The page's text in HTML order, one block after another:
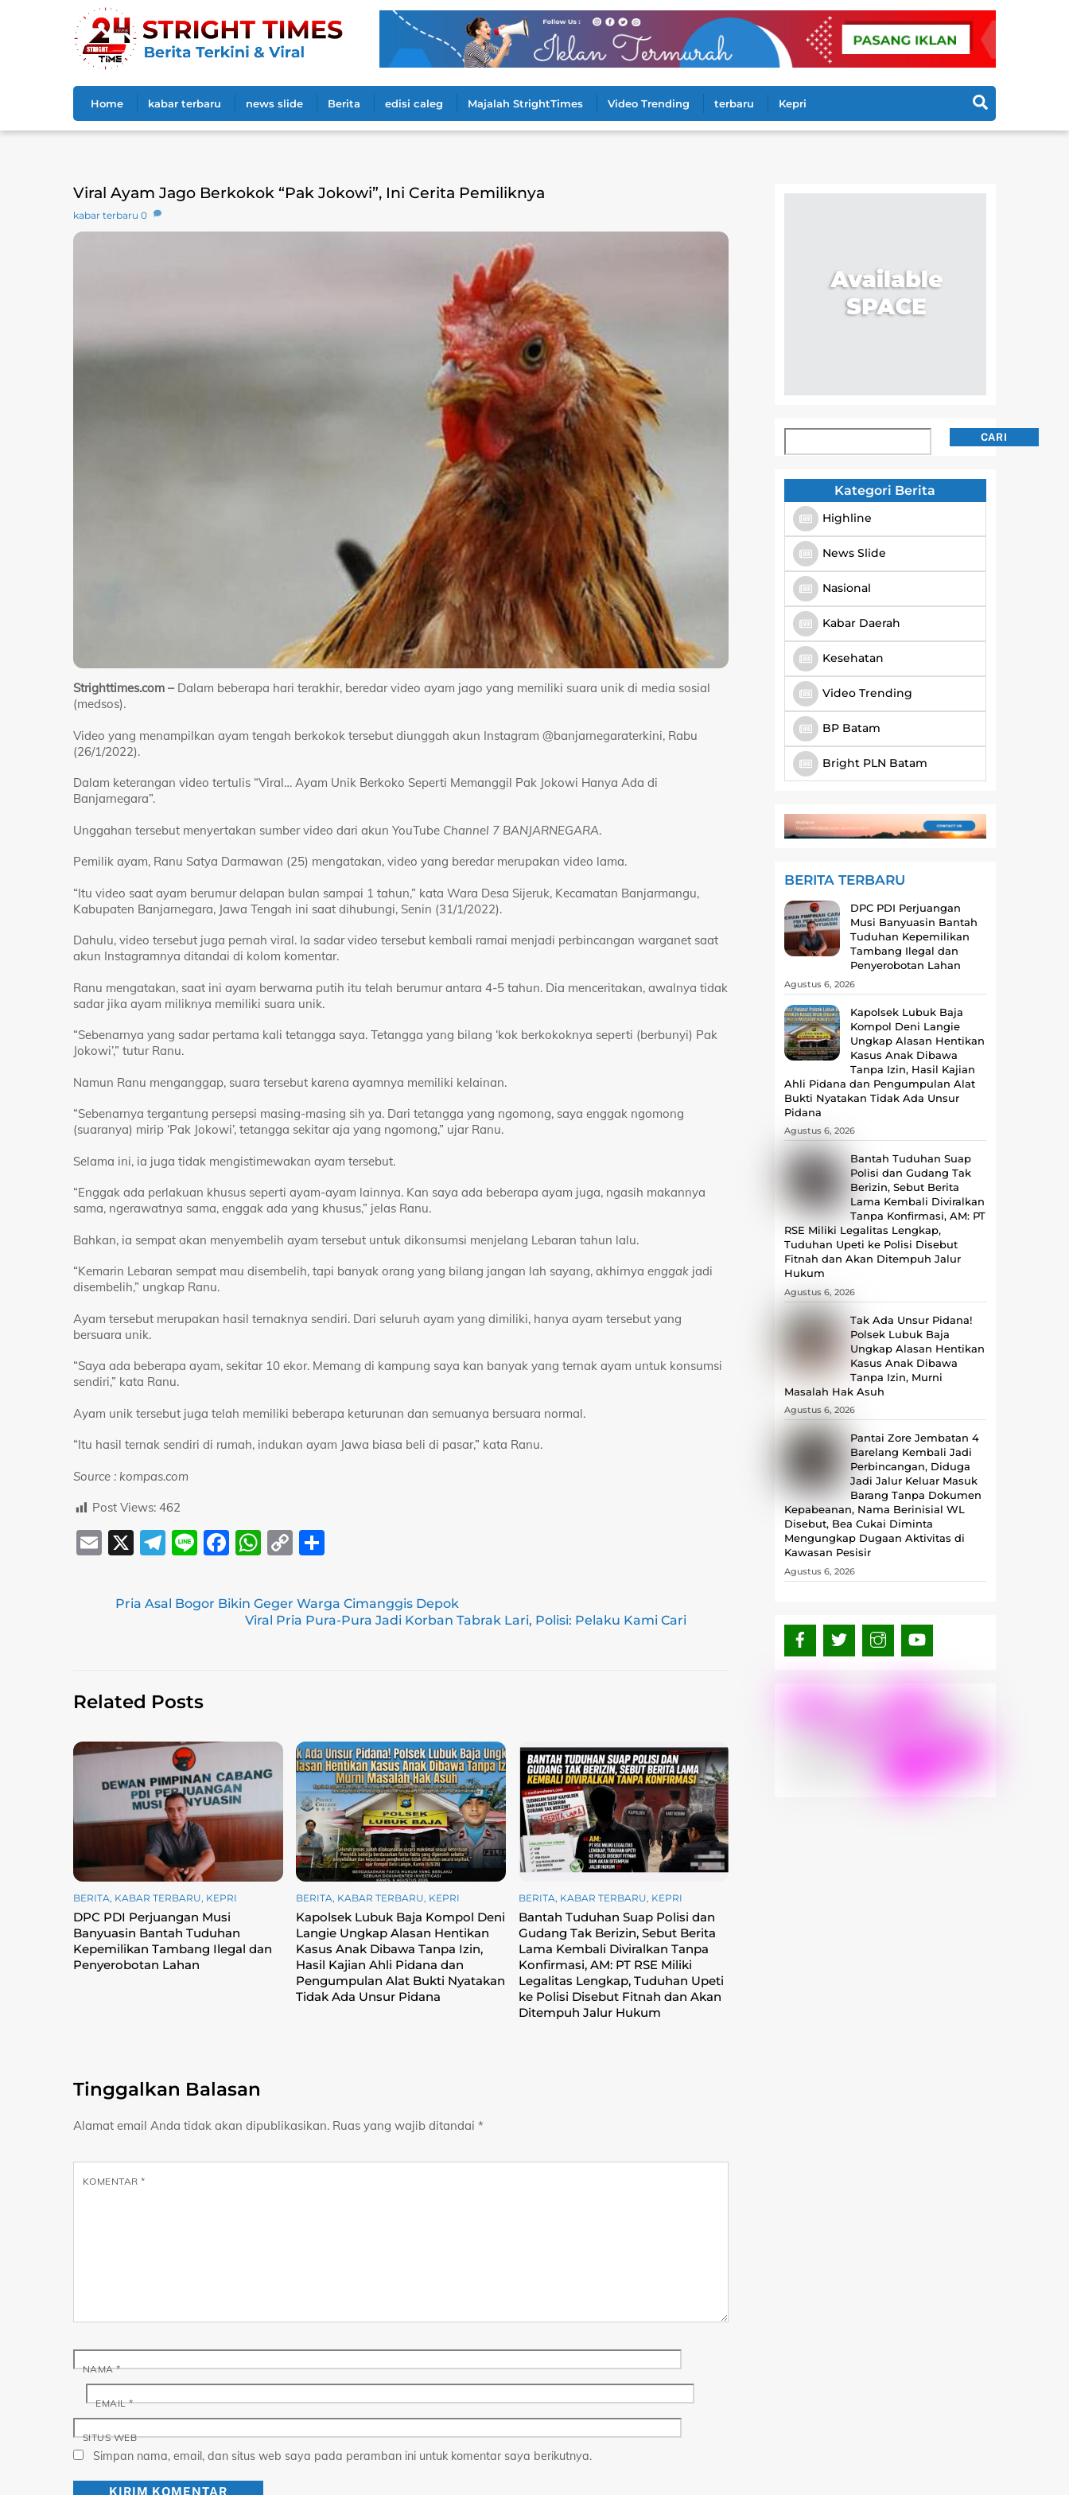
Home kabar terbaru news slide Berita edisi caleg Majalah StrightTimes Video Trending terbaru Kepri
Viral Ayam Jago Berkokok “Pak Jokowi”, Ini Cerita Pemiliknya
kabar terbaru 0
Strighttimes.com – Dalam beberapa hari terakhir, beredar video ayam jago yang memiliki suara unik di media sosial
(medsos).
Video yang menampilkan ayam tengah berkokok tersebut diunggah akun Instagram @banjarnegaraterkini, Rabu
(26/1/2022).
Dalam keterangan video tertulis “Viral… Ayam Unik Berkoko Seperti Memanggil Pak Jokowi Hanya Ada di
Banjarnegara”.
Unggahan tersebut menyertakan sumber video dari akun YouTube Channel 7 BANJARNEGARA.
Pemilik ayam, Ranu Satya Darmawan (25) mengatakan, video yang beredar merupakan video lama.
“Itu video saat ayam berumur delapan bulan sampai 1 tahun,” kata Wara Desa Sijeruk, Kecamatan Banjarmangu,
Kabupaten Banjarnegara, Jawa Tengah ini saat dihubungi, Senin (31/1/2022).
Dahulu, video tersebut juga pernah viral. Ia sadar video tersebut kembali ramai menjadi perbincangan warganet saat
akun Instagramnya ditandai di kolom komentar.
Ranu mengatakan, saat ini ayam berwarna putih itu telah berumur antara 4-5 tahun. Dia menceritakan, awalnya tidak
sadar jika ayam miliknya memiliki suara unik.
“Sebenarnya yang sadar pertama kali tetangga saya. Tetangga yang bilang ‘kok berkokoknya seperti (berbunyi) Pak
Jokowi’,” tutur Ranu.
Namun Ranu menganggap, suara tersebut karena ayamnya memiliki kelainan.
“Sebenarnya tergantung persepsi masing-masing sih ya. Dari tetangga yang ngomong, saya enggak ngomong
(suaranya) mirip ‘Pak Jokowi’, tetangga sekitar aja yang ngomong,” ujar Ranu.
Selama ini, ia juga tidak mengistimewakan ayam tersebut.
“Enggak ada perlakuan khusus seperti ayam-ayam lainnya. Kan saya ada beberapa ayam juga, ngasih makannya
sama, ngerawatnya sama, enggak ada yang khusus,” jelas Ranu.
Bahkan, ia sempat akan menyembelih ayam tersebut untuk dikonsumsi menjelang Lebaran tahun lalu.
“Kemarin Lebaran sempat mau disembelih, tapi banyak orang yang bilang jangan lah sayang, akhirnya enggak jadi
disembelih,” ungkap Ranu.
Ayam tersebut merupakan hasil ternaknya sendiri. Dari seluruh ayam yang dimiliki, hanya ayam tersebut yang
bersuara unik.
“Saya ada beberapa ayam, sekitar 10 ekor. Memang di kampung saya kan banyak yang ternak ayam untuk konsumsi
sendiri,” kata Ranu.
Ayam unik tersebut juga telah memiliki beberapa keturunan dan semuanya bersuara normal.
“Itu hasil ternak sendiri di rumah, indukan ayam Jawa biasa beli di pasar,” kata Ranu.
Source : kompas.com
Post Views: 462
E
ai
X
T
e
gr
Li
e
F
c
e
W
at
s
C
p
y
ar
e
Pria Asal Bogor Bikin Geger Warga Cimanggis Depok
Viral Pria Pura-Pura Jadi Korban Tabrak Lari, Polisi: Pelaku Kami Cari
Related Posts
BERITA, KABAR TERBARU, KEPRI
DPC PDI Perjuangan Musi
Banyuasin Bantah Tuduhan
Kepemilikan Tambang Ilegal dan
Penyerobotan Lahan
BERITA, KABAR TERBARU, KEPRI
Kapolsek Lubuk Baja Kompol Deni
Langie Ungkap Alasan Hentikan
Kasus Anak Dibawa Tanpa Izin,
Hasil Kajian Ahli Pidana dan
Pengumpulan Alat Bukti Nyatakan
Tidak Ada Unsur Pidana
BERITA, KABAR TERBARU, KEPRI
Bantah Tuduhan Suap Polisi dan
Gudang Tak Berizin, Sebut Berita
Lama Kembali Diviralkan Tanpa
Konfirmasi, ‎AM: PT RSE Miliki
Legalitas Lengkap, Tuduhan Upeti
ke Polisi Disebut Fitnah dan Akan
Ditempuh Jalur Hukum
Tinggalkan Balasan
Alamat email Anda tidak akan dipublikasikan. Ruas yang wajib ditandai *
KOMENTAR*
NAMA*
EMAIL*
SITUS WEB
Simpan nama, email, dan situs web saya pada peramban ini untuk komentar saya berikutnya.
CARI
Kategori Berita
Highline
News Slide
Nasional
Kabar Daerah
Kesehatan
Video Trending
BP Batam
Bright PLN Batam
BERITA TERBARU
DPC PDI Perjuangan
Musi Banyuasin Bantah
Tuduhan Kepemilikan
Tambang Ilegal dan
Penyerobotan Lahan
Agustus 6, 2026
Kapolsek Lubuk Baja
Kompol Deni Langie
Ungkap Alasan Hentikan
Kasus Anak Dibawa
Tanpa Izin, Hasil Kajian
Ahli Pidana dan Pengumpulan Alat
Bukti Nyatakan Tidak Ada Unsur
Pidana
Agustus 6, 2026
Bantah Tuduhan Suap
Polisi dan Gudang Tak
Berizin, Sebut Berita
Lama Kembali Diviralkan
Tanpa Konfirmasi, ‎AM: PT
RSE Miliki Legalitas Lengkap,
Tuduhan Upeti ke Polisi Disebut
Fitnah dan Akan Ditempuh Jalur
Hukum
Agustus 6, 2026
Tak Ada Unsur Pidana!
Polsek Lubuk Baja
Ungkap Alasan Hentikan
Kasus Anak Dibawa
Tanpa Izin, Murni
Masalah Hak Asuh
Agustus 6, 2026
Pantai Zore Jembatan 4
Barelang Kembali Jadi
Perbincangan, Diduga
Jadi Jalur Keluar Masuk
Barang Tanpa Dokumen
Kepabeanan, Nama Berinisial WL
Disebut, Bea Cukai Diminta
Mengungkap Dugaan Aktivitas di
Kawasan Pesisir
Agustus 6, 2026